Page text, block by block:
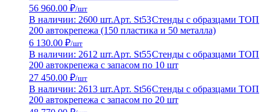
56 960.00 ₽/шт
В наличии: 2600 шт.Арт. St53Стенды с образцами ТОП
200 автокрепежа (150 пластика и 50 металла)
6 130.00 ₽/шт
В наличии: 2612 шт.Арт. St55Стенды с образцами ТОП
200 автокрепежа с запасом по 10 шт
27 450.00 ₽/шт
В наличии: 2613 шт.Арт. St56Стенды с образцами ТОП
200 автокрепежа с запасом по 20 шт